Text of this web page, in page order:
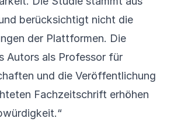
berücksichtigt nicht die
der Plattformen. Die
Autors als Professor für
und die Veröffentlichung
Fachzeitschrift erhöhen